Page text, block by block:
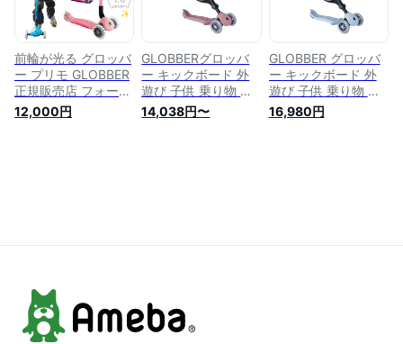
前輪が光る グロッバ
ー プリモ GLOBBER
正規販売店 フォール
ダブル ライト プラ
スライト キックボー
12,000円
GLOBBERグロッバ
ー キックボード 外
遊び 子供 乗り物 キ
ック スクーター ゴ
ーアップﾟECO ベリ
14,038円〜
GLOBBER グロッバ
ー キックボード 外
遊び 子供 乗り物 キ
ック スクーター ゴ
ーアップﾟECO ブル
16,980円